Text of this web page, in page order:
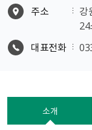
주소
강
24
대표전화
소개